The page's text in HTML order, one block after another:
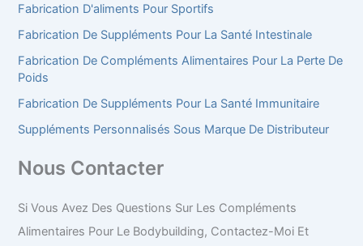
Fabrication D'aliments Pour Sportifs
Fabrication De Suppléments Pour La Santé Intestinale
Fabrication De Compléments Alimentaires Pour La Perte De
Poids
Fabrication De Suppléments Pour La Santé Immunitaire
Suppléments Personnalisés Sous Marque De Distributeur
Nous Contacter
Si Vous Avez Des Questions Sur Les Compléments
Alimentaires Pour Le Bodybuilding, Contactez-Moi Et